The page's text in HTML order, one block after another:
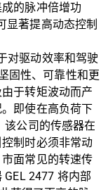
的脉冲倍增功
显著提高动态控制
对驱动效率和驾驶
固性、可靠性和更
于转矩波动而产
即使在高负荷下
该公司的传感器在
制时必须非常动
面常见的转速传
2477 将内部